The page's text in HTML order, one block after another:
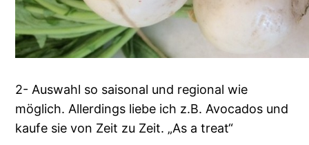
2- Auswahl so saisonal und regional wie
möglich. Allerdings liebe ich z.B. Avocados und
kaufe sie von Zeit zu Zeit. „As a treat“